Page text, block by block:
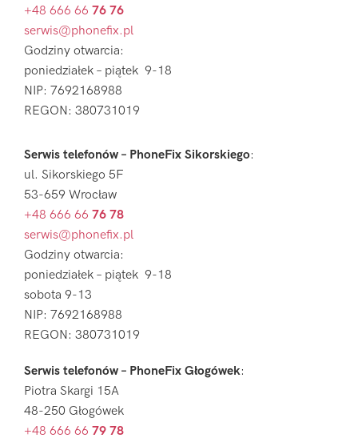
+48 666 66 76 76
serwis@phonefix.pl
Godziny otwarcia:
poniedziałek – piątek 9-18
NIP: 7692168988
REGON: 380731019
Serwis telefonów – PhoneFix Sikorskiego:
ul. Sikorskiego 5F
53-659 Wrocław
+48 666 66 76 78
serwis@phonefix.pl
Godziny otwarcia:
poniedziałek – piątek 9-18
sobota 9-13
NIP: 7692168988
REGON: 380731019
Serwis telefonów – PhoneFix Głogówek:
Piotra Skargi 15A
48-250 Głogówek
+48 666 66 79 78